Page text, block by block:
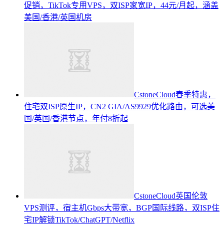
促销，TikTok专用VPS，双ISP家宽IP，44元/月起，涵盖
美国/香港/英国机房
CstoneCloud春季特惠，
住宅双ISP原生IP，CN2 GIA/AS9929优化路由，可选美
国/英国/香港节点，年付8折起
CstoneCloud英国伦敦
VPS测评，宿主机Gbps大带宽，BGP国际线路，双ISP住
宅IP解锁TikTok/ChatGPT/Netflix